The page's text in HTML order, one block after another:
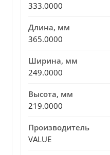
333.0000
Длина, мм
365.0000
Ширина, мм
249.0000
Высота, мм
219.0000
Производитель
VALUE